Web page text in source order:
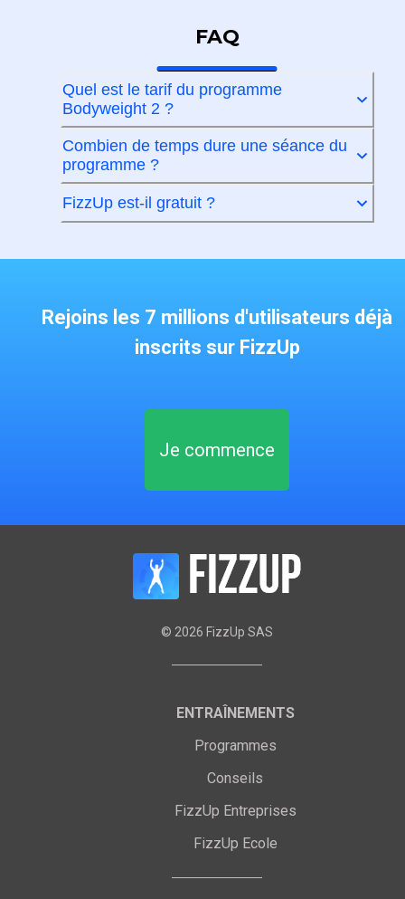
FAQ
Quel est le tarif du programme
Bodyweight 2 ?
Combien de temps dure une séance du
programme ?
FizzUp est-il gratuit ?
Rejoins les 7 millions d'utilisateurs déjà
inscrits sur FizzUp
Je commence
© 2026 FizzUp SAS
ENTRAÎNEMENTS
Programmes
Conseils
FizzUp Entreprises
FizzUp Ecole